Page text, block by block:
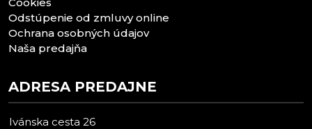
Odstúpenie od zmluvy online
Ochrana osobných údajov
Naša predajňa
ADRESA PREDAJNE
Ivánska cesta 26